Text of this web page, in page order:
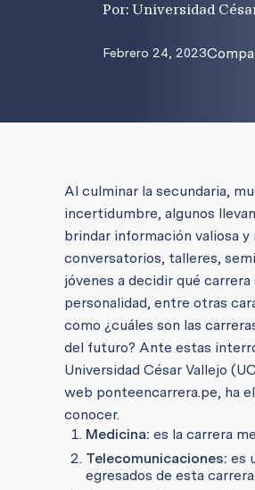
Por: Universidad
Febrero 24, 2023
Al culminar la secundaria,
incertidumbre, algunos
brindar información valiosa
conversatorios, talleres,
jóvenes a decidir qué
personalidad, entre otras
como ¿cuáles son las
del futuro? Ante estas
Universidad César Vallejo
web ponteencarrera.pe, ha
conocer.
Medicina: es la carrera
Telecomunicaciones: es
egresados de esta